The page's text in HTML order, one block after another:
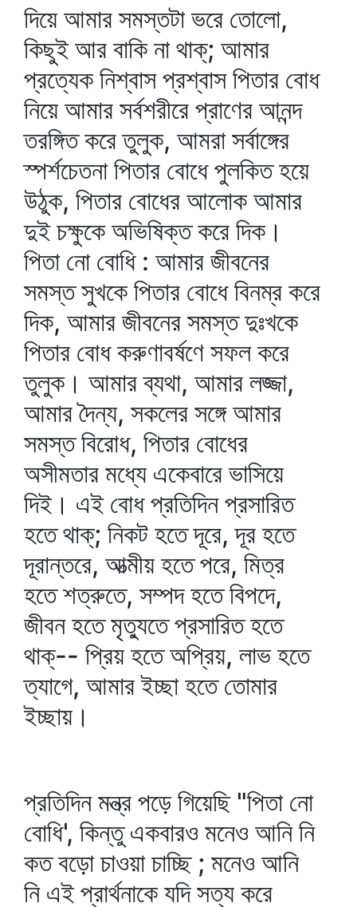
দিয়ে আমার সমস্তটা ভরে তোলো,
কিছুই আর বাকি না থাক্‌; আমার
প্রত্যেক নিশ্বাস প্রশ্বাস পিতার বোধ
নিয়ে আমার সর্বশরীরে প্রাণের আনন্দ
তরঙ্গিত করে তুলুক, আমরা সর্বাঙ্গের
স্পর্শচেতনা পিতার বোধে পুলকিত হয়ে
উঠুক, পিতার বোধের আলোক আমার
দুই চক্ষুকে অভিষিক্ত করে দিক।
পিতা নো বোধি : আমার জীবনের
সমস্ত সুখকে পিতার বোধে বিনম্র করে
দিক, আমার জীবনের সমস্ত দুঃখকে
পিতার বোধ করুণাবর্ষণে সফল করে
তুলুক। আমার ব্যথা, আমার লজ্জা,
আমার দৈন্য, সকলের সঙ্গে আমার
সমস্ত বিরোধ, পিতার বোধের
অসীমতার মধ্যে একেবারে ভাসিয়ে
দিই। এই বোধ প্রতিদিন প্রসারিত
হতে থাক্‌; নিকট হতে দূরে, দূর হতে
দূরান্তরে, আত্মীয় হতে পরে, মিত্র
হতে শত্রুতে, সম্পদ হতে বিপদে,
জীবন হতে মৃত্যুতে প্রসারিত হতে
থাক্‌-- প্রিয় হতে অপ্রিয়, লাভ হতে
ত্যাগে, আমার ইচ্ছা হতে তোমার
ইচ্ছায়।
প্রতিদিন মন্ত্র পড়ে গিয়েছি "পিতা নো
বোধি', কিন্তু একবারও মনেও আনি নি
কত বড়ো চাওয়া চাচ্ছি ; মনেও আনি
নি এই প্রার্থনাকে যদি সত্য করে